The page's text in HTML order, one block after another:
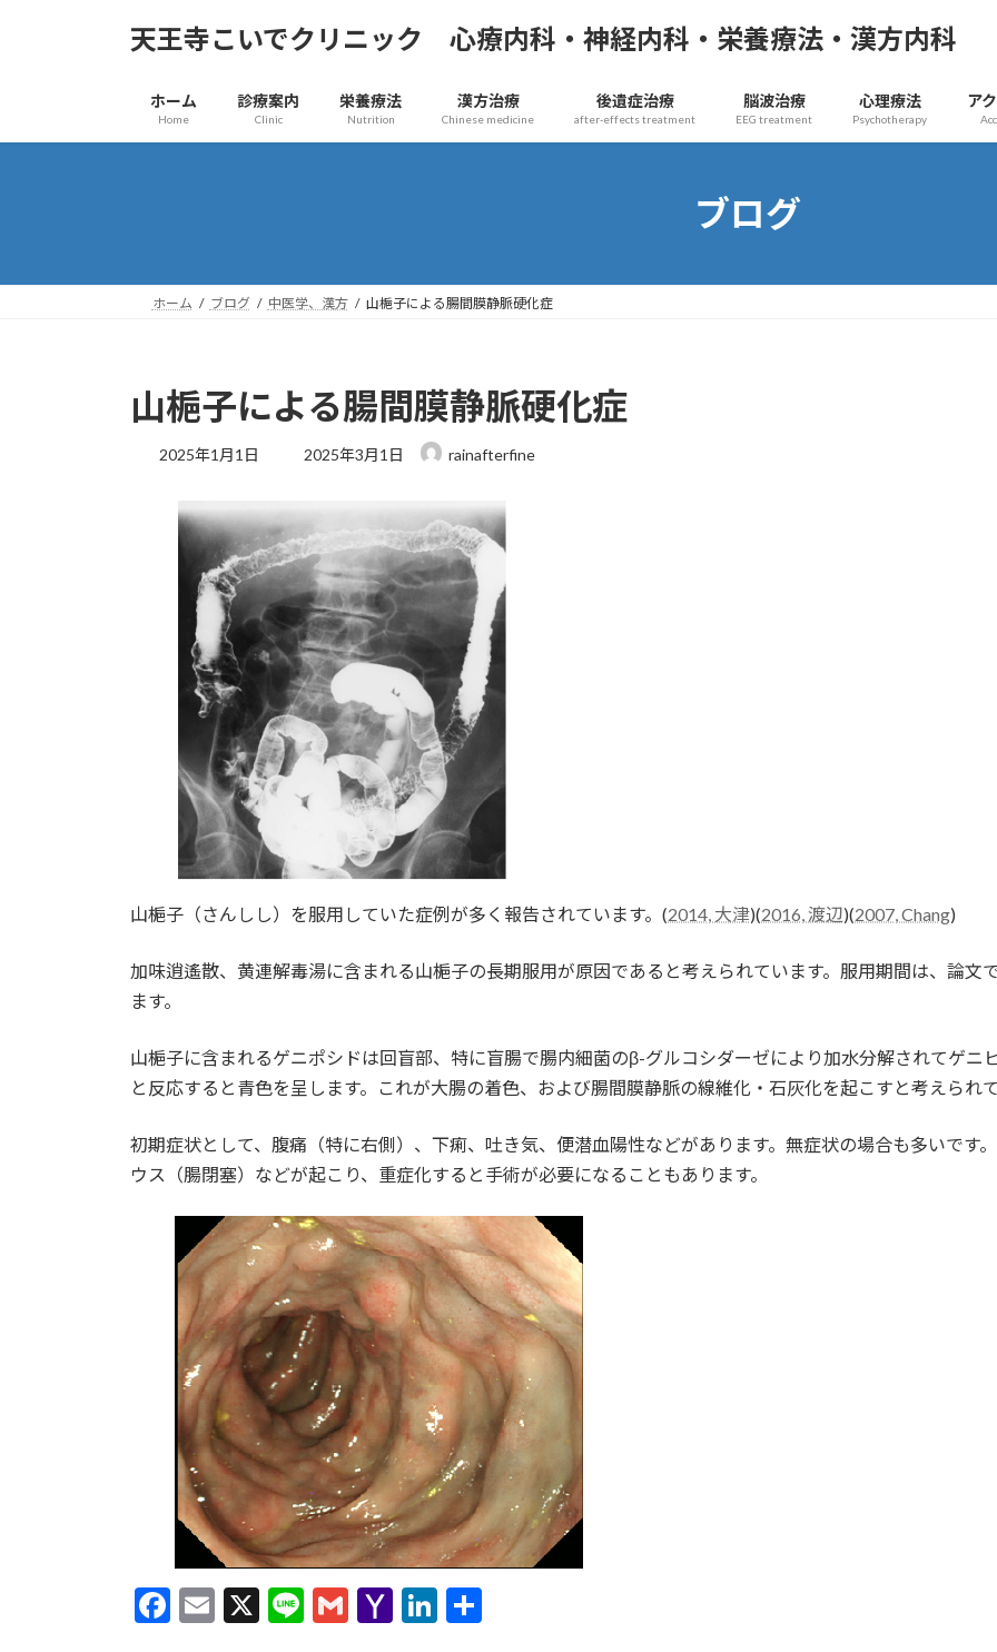
へ
ョ
天王寺こいでクリニック 心療内科・神経内科・栄養療法・漢方内科
ホーム
Home
診療案内
Clinic
栄養療法
Nutrition
漢方治療
Chinese medicine
後遺症治療
after-effects treatment
脳波治療
EEG treatment
心理療法
Psychotherapy
ア
ブログ
ホーム ブログ 中医学、漢方 山梔子による腸間膜静脈硬化症
山梔子による腸間膜静脈硬化症
2025年1月1日
最
新
日
時
2025年3月1日 rainafterfine
山梔子（さんしし）を服用していた症例が多く報告されています。(2014, 大津)(2016, 渡辺)(2007, Chang)
加味逍遙散、黄連解毒湯に含まれる山梔子の長期服用が原因であると考えられています。服用期間は、論文
ます。
山梔子に含まれるゲニポシドは回盲部、特に盲腸で腸内細菌のβ-グルコシダーゼにより加水分解されてゲニ
と反応すると青色を呈します。これが大腸の着色、および腸間膜静脈の線維化・石灰化を起こすと考えられ
初期症状として、腹痛（特に右側）、下痢、吐き気、便潜血陽性などがあります。無症状の場合も多いです
ウス（腸閉塞）などが起こり、重症化すると手術が必要になることもあります。
F
E
X
Li G
Y
Li